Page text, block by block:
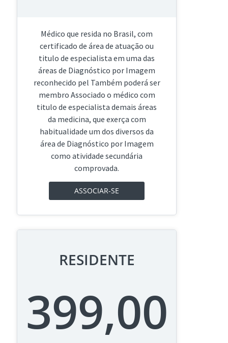
Médico que resida no Brasil, com
certificado de área de atuação ou
titulo de especialista em uma das
áreas de Diagnóstico por Imagem
reconhecido pel Também poderá ser
membro Associado o médico com
titulo de especialista demais áreas
da medicina, que exerça com
habitualidade um dos diversos da
área de Diagnóstico por Imagem
como atividade secundária
comprovada.
ASSOCIAR-SE
RESIDENTE
399,00